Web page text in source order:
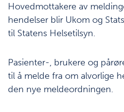
Hovedmottakere av
hendelser blir Ukom og
til Statens Helsetilsyn.
Pasienter-, brukere og
til å melde fra om alvorlige
den nye meldeordningen.